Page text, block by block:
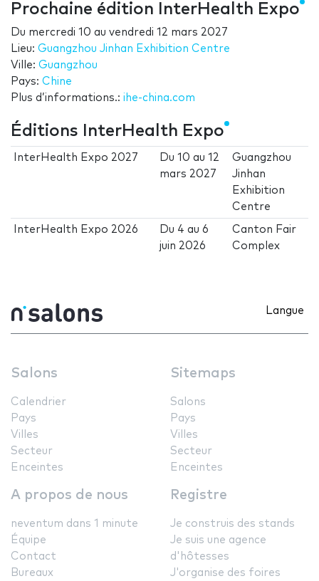
Prochaine édition InterHealth Expo
Du mercredi 10 au vendredi 12 mars 2027
Lieu: Guangzhou Jinhan Exhibition Centre
Ville: Guangzhou
Pays: Chine
Plus d’informations.: ihe-china.com
Éditions InterHealth Expo
InterHealth Expo 2027 Du10 au12
mars 2027
Guangzhou
Jinhan
Exhibition
Centre
InterHealth Expo 2026 Du 4 au6
juin 2026
Canton Fair
Complex
Langue
Salons
Calendrier
Pays
Villes
Secteur
Enceintes
Sitemaps
Salons
Pays
Villes
Secteur
Enceintes
A propos de nous
neventum dans 1 minute
Équipe
Contact
Bureaux
Registre
Je construis des stands
Je suis une agence
d'hôtesses
J'organise des foires